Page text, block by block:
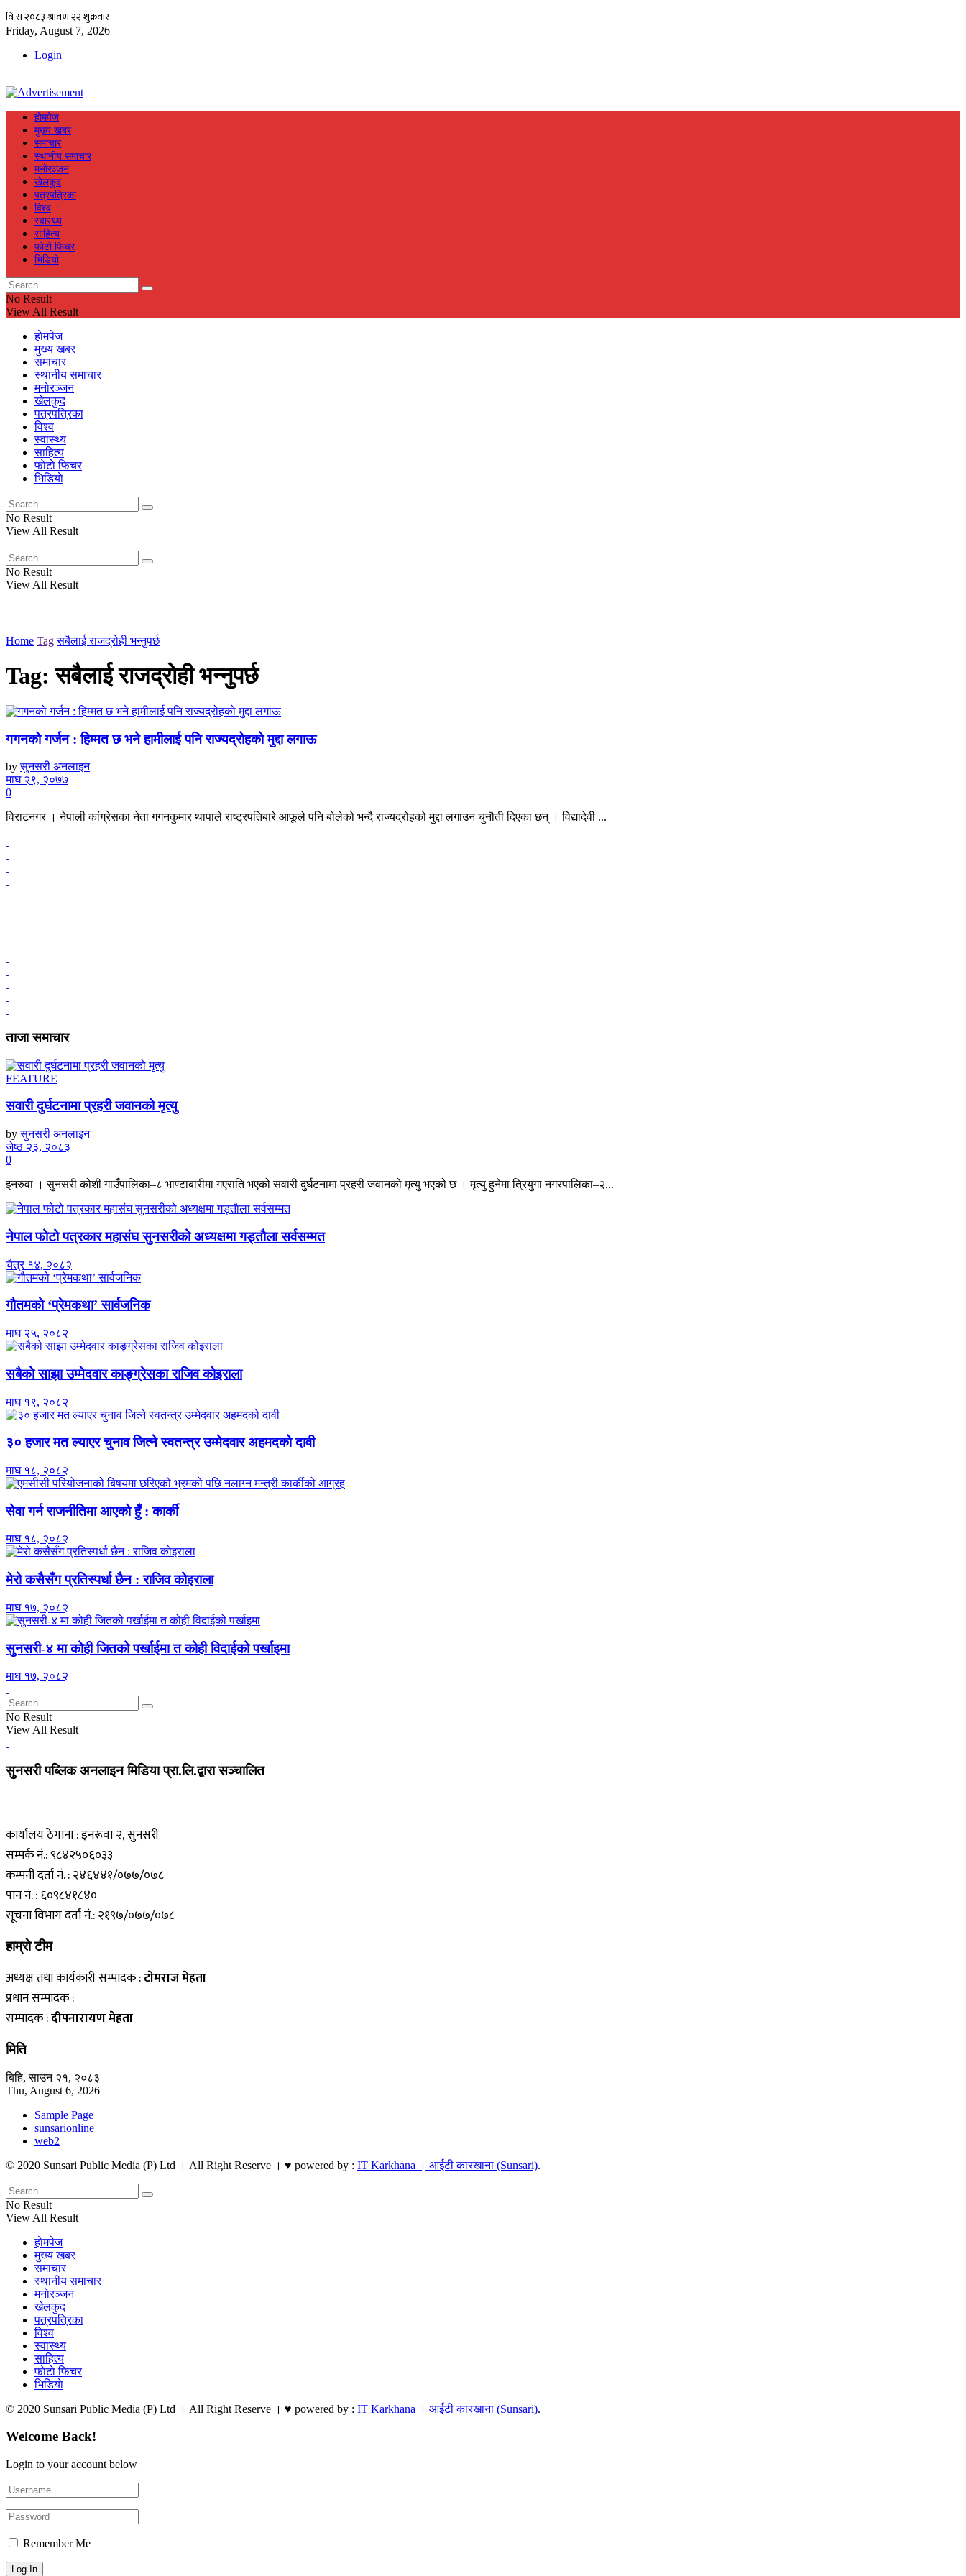
Friday, August 7, 2026
Login
हाेमपेज
मुख्य खबर
समाचार
स्थानीय समाचार
मनाेरञ्जन
खेलकुद
पत्रपत्रिका
विश्व
स्वास्थ्य
साहित्य
फाेटाे फिचर
भिडियाे
No Result
View All Result
हाेमपेज
मुख्य खबर
समाचार
स्थानीय समाचार
मनाेरञ्जन
खेलकुद
पत्रपत्रिका
विश्व
स्वास्थ्य
साहित्य
फाेटाे फिचर
भिडियाे
No Result
View All Result
No Result
View All Result
Home Tag सबैलाई राजद्रोही भन्नुपर्छ
Tag:सबैलाई राजद्रोही भन्नुपर्छ
गगनको गर्जन : हिम्मत छ भने हामीलाई पनि राज्यद्रोहको मुद्दा लगाऊ
by सुनसरी अनलाइन
माघ २९, २०७७
0
विराटनगर । नेपाली कांग्रेसका नेता गगनकुमार थापाले राष्ट्रपतिबारे आफूले पनि बोलेको भन्दै राज्यद्रोहको मुद्दा लगाउन चुनौती दिएका छन् । विद्यादेवी ...
ताजा समाचार
FEATURE
सवारी दुर्घटनामा प्रहरी जवानको मृत्यु
by सुनसरी अनलाइन
जेष्ठ २३, २०८३
0
इनरुवा । सुनसरी कोशी गाउँपालिका–८ भाण्टाबारीमा गएराति भएको सवारी दुर्घटनामा प्रहरी जवानको मृत्यु भएको छ । मृत्यु हुनेमा त्रियुगा नगरपालिका–२...
नेपाल फोटो पत्रकार महासंघ सुनसरीको अध्यक्षमा गड्ताैला सर्वसम्मत
चैत्र १४, २०८२
गौतमको ‘प्रेमकथा’ सार्वजनिक
माघ २५, २०८२
सबैको साझा उम्मेदवार काङ्ग्रेसका राजिव कोइराला
माघ १९, २०८२
३० हजार मत ल्याएर चुनाव जित्ने स्वतन्त्र उम्मेदवार अहमदको दावी
माघ १८, २०८२
सेवा गर्न राजनीतिमा आएको हुँ : कार्की
माघ १८, २०८२
मेरो कसैसँग प्रतिस्पर्धा छैन : राजिव कोइराला
माघ १७, २०८२
सुनसरी-४ मा कोही जितको पर्खाईमा त कोही विदाईको पर्खाइमा
माघ १७, २०८२
No Result
View All Result
सुनसरी पब्लिक अनलाइन मिडिया प्रा.लि.द्वारा सञ्चालित
कार्यालय ठेगाना : इनरूवा २, सुनसरी
सम्पर्क नं.: ९८४२५०६०३३
कम्पनी दर्ता नं. : २४६४४१/०७७/०७८
पान नं. : ६०९८४१८४०
सूचना विभाग दर्ता नं.: २१९७/०७७/०७८
हाम्राे टीम
अध्यक्ष तथा कार्यकारी सम्पादक :टाेमराज मेहता
प्रधान सम्पादक :
सम्पादक :दीपनारायण मेहता
मिति
बिहि, साउन २१, २०८३
Thu, August 6, 2026
Sample Page
sunsarionline
web2
© 2020 Sunsari Public Media (P) Ltd । All Right Reserve । ♥ powered by : IT Karkhana । आईटी कारखाना (Sunsari).
No Result
View All Result
हाेमपेज
मुख्य खबर
समाचार
स्थानीय समाचार
मनाेरञ्जन
खेलकुद
पत्रपत्रिका
विश्व
स्वास्थ्य
साहित्य
फाेटाे फिचर
भिडियाे
© 2020 Sunsari Public Media (P) Ltd । All Right Reserve । ♥ powered by : IT Karkhana । आईटी कारखाना (Sunsari).
Welcome Back!
Login to your account below
Remember Me